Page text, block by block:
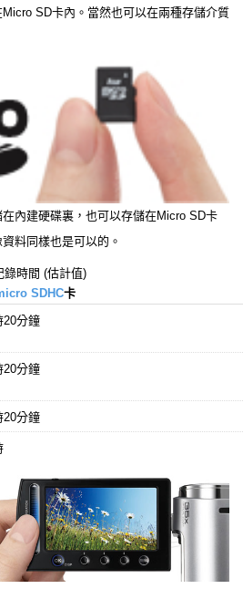
SD卡內。當然也可以在兩種存儲介質
內建硬碟裏，也可以存儲在Micro SD卡
料同樣也是可以的。
錄時間 (估計值)
SDHC卡
20分鐘
20分鐘
20分鐘